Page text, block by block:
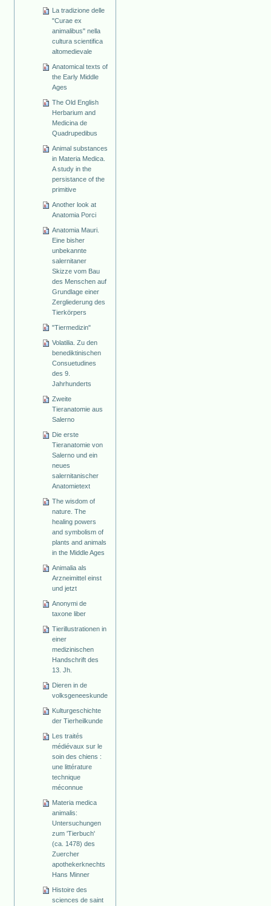
La tradizione delle
"Curae ex
animalibus" nella
cultura scientifica
altomedievale
Anatomical texts of
the Early Middle
Ages
The Old English
Herbarium and
Medicina de
Quadrupedibus
Animal substances
in Materia Medica.
A study in the
persistance of the
primitive
Another look at
Anatomia Porci
Anatomia Mauri.
Eine bisher
unbekannte
salernitaner
Skizze vom Bau
des Menschen auf
Grundlage einer
Zergliederung des
Tierkörpers
"Tiermedizin"
Volatilia. Zu den
benediktinischen
Consuetudines
des 9.
Jahrhunderts
Zweite
Tieranatomie aus
Salerno
Die erste
Tieranatomie von
Salerno und ein
neues
salernitanischer
Anatomietext
The wisdom of
nature. The
healing powers
and symbolism of
plants and animals
in the Middle Ages
Animalia als
Arzneimittel einst
und jetzt
Anonymi de
taxone liber
Tierillustrationen in
einer
medizinischen
Handschrift des
13. Jh.
Dieren in de
volksgeneeskunde
Kulturgeschichte
der Tierheilkunde
Les traités
médiévaux sur le
soin des chiens :
une littérature
technique
méconnue
Materia medica
animalis:
Untersuchungen
zum 'Tierbuch'
(ca. 1478) des
Zuercher
apothekerknechts
Hans Minner
Histoire des
sciences de saint